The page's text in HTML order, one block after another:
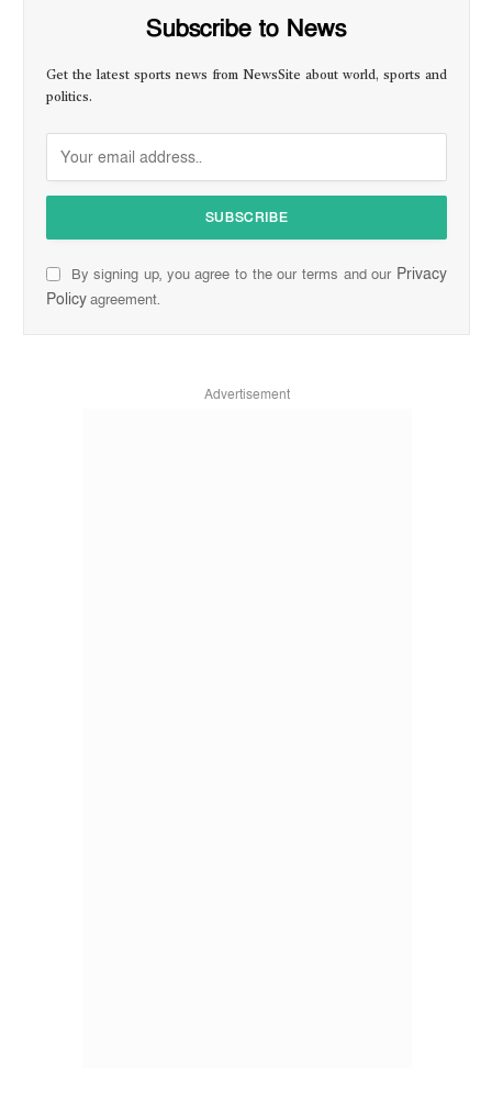
Subscribe to News
Get the latest sports news from NewsSite about world, sports and
politics.
By signing up, you agree to the our terms and our Privacy
Policyagreement.
Advertisement